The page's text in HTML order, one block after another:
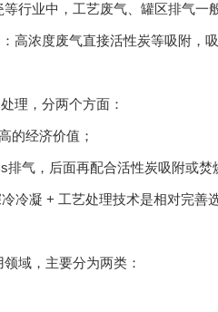
行业中，工艺废气、罐区排气
高浓度废气直接活性炭等吸附，
理，分两个方面：
的经济价值；
气，后面再配合活性炭吸附或焚
冷凝 + 工艺处理技术是相对完善选
域，主要分为两类：